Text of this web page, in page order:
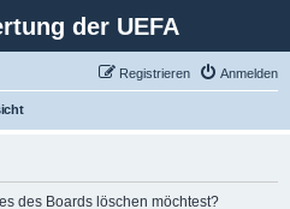
der UEFA
Anmelden
Registrieren
des Boards löschen möchtest?